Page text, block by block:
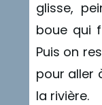
glisse,
boue qui
Puis on
pour aller
la rivière.